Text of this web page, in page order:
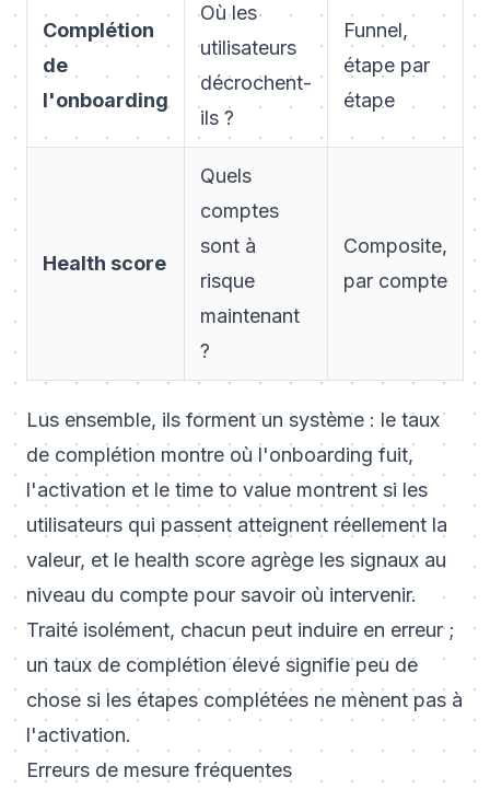
Complétion
de
l'onboarding
Où les
utilisateurs
décrochent-
ils ?
Funnel,
étape par
étape
Health score
Quels
comptes
sont à
risque
maintenant
?
Composite,
par compte
Lus ensemble, ils forment un système : le taux
de complétion montre où l'onboarding fuit,
l'activation et le time to value montrent si les
utilisateurs qui passent atteignent réellement la
valeur, et le health score agrège les signaux au
niveau du compte pour savoir où intervenir.
Traité isolément, chacun peut induire en erreur ;
un taux de complétion élevé signifie peu de
chose si les étapes complétées ne mènent pas à
l'activation.
Erreurs de mesure fréquentes